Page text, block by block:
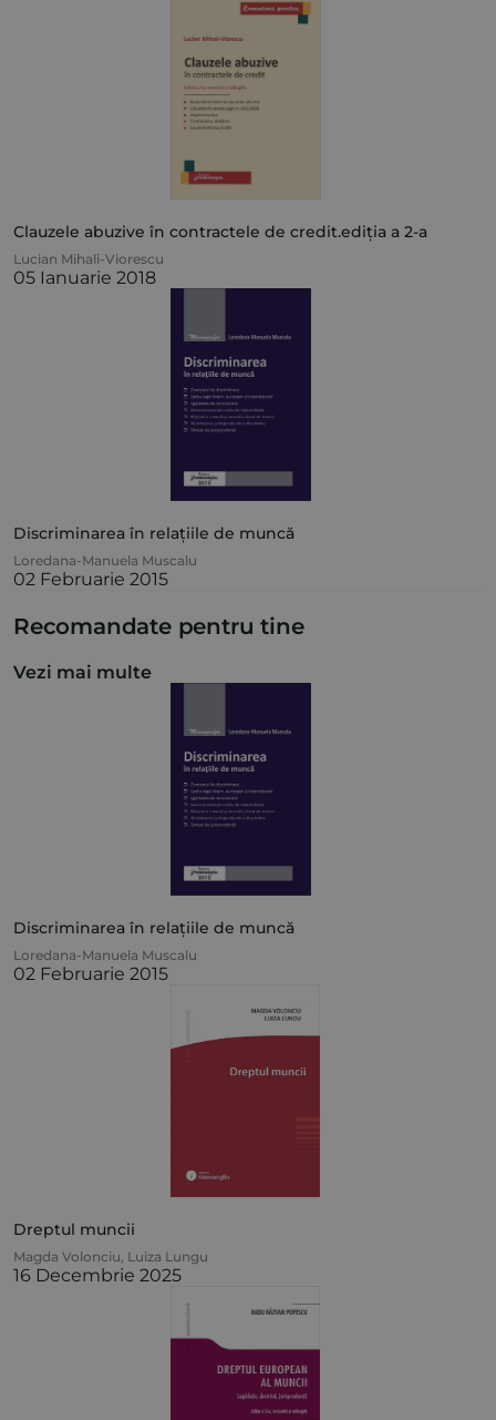
Clauzele abuzive în contractele de credit.ediția a 2-a
Lucian Mihali-Viorescu
05 Ianuarie 2018
Discriminarea în relațiile de muncă
Loredana-Manuela Muscalu
02 Februarie 2015
Recomandate pentru tine
Vezi mai multe
Discriminarea în relațiile de muncă
Loredana-Manuela Muscalu
02 Februarie 2015
Dreptul muncii
Magda Volonciu, Luiza Lungu
16 Decembrie 2025